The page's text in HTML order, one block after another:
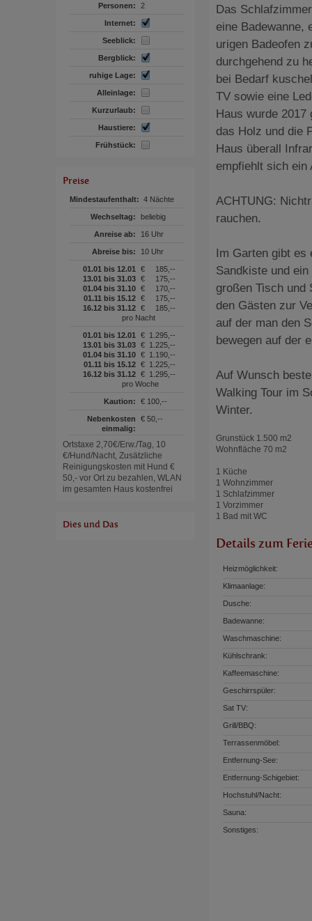
Personen: 2
Internet:
Seeblick:
Bergblick:
ruhige Lage:
Alleinlage:
Kurzurlaub:
Haustiere:
Frühstück:
Preise
Mindestaufenthalt: 4 Nächte
Wechseltag: beliebig
Anreise ab: 16 Uhr
Abreise bis: 10 Uhr
01.01 bis 12.01 €
185,--
13.01 bis 31.03 €
175,--
01.04 bis 31.10 €
170,--
01.11 bis 15.12 €
175,--
16.12 bis 31.12 €
185,--
pro Nacht
01.01 bis 12.01 € 1.295,--
13.01 bis 31.03 € 1.225,--
01.04 bis 31.10 € 1.190,--
01.11 bis 15.12 € 1.225,--
16.12 bis 31.12 € 1.295,--
pro Woche
Kaution: € 100,--
Nebenkosten
einmalig:
€ 50,--
Ortstaxe 2,70€/Erw./Tag, 10
€/Hund/Nacht, Zusätzliche
Reinigungskosten mit Hund €
50,- vor Ort zu bezahlen, WLAN
im gesamten Haus kostenfrei
Dies und Das
Das
eine Badewanne,
urigen Badeofen
durchgehend zu
bei Bedarf
TV sowie eine
Haus wurde
das Holz und die
Haus überall
empfiehlt sich ein
ACHTUNG:
rauchen.
Im Garten gibt es
Sandkiste und
großen Tisch und
den Gästen zur
auf der man den
bewegen auf der
Auf Wunsch
Walking Tour im
Winter.
Grunstück 1.500 m2
Wohnfläche 70 m2
1 Küche
1 Wohnzimmer
1 Schlafzimmer
1 Vorzimmer
1 Bad mit WC
Details zum
Heizmöglichkeit:
Klimaanlage:
Dusche:
Badewanne:
Waschmaschine:
Kühlschrank:
Kaffeemaschine:
Geschirrspüler:
Sat TV:
Grill/BBQ:
Terrassenmöbel:
Entfernung-See:
Entfernung-Schigebiet:
Hochstuhl/Nacht:
Sauna:
Sonstiges: